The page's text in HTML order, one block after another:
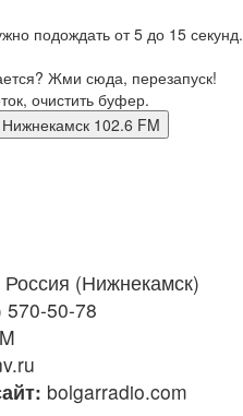
подождать от 5 до 15 секунд.
Жми сюда, перезапуск!
очистить буфер.
фм Нижнекамск 102.6 FM
Россия (Нижнекамск)
570-50-78
bolgarradio.com